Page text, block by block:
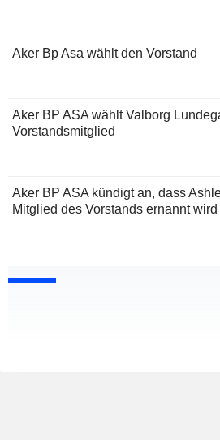
Aker Bp Asa wählt den Vorstand
Aker BP ASA wählt Valborg
Vorstandsmitglied
Aker BP ASA kündigt an, dass
Mitglied des Vorstands ernannt wird